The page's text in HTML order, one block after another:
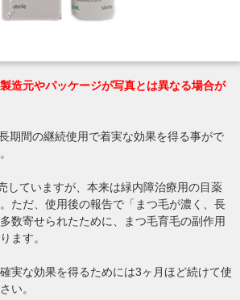
造元やパッケージが写真とは異なる場合が
期間の継続使用で着実な効果を得る事がで
していますが、本来は緑内障治療用の目薬
ただ、使用後の報告で「まつ毛が濃く、長
数寄せられたために、まつ毛育毛の副作用
ます。
実な効果を得るためには3ヶ月ほど続けて使
い。